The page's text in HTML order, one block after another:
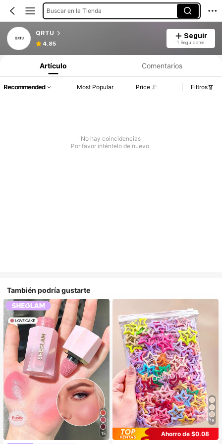
Buscar en la Tienda
QRTU
4.85
Seguir
1 Seguidores
Artículo Comentarios
Recommended Most Popular Price Filtros
No hay coincidencias
Por favor inténtelo de nuevo.
También podría gustarte
15
16
Ahorro de $0.08